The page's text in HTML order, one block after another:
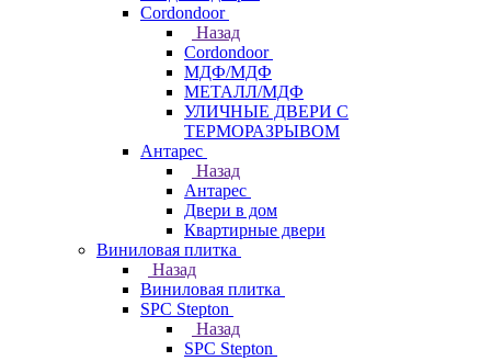
Cordondoor
Назад
Cordondoor
МДФ/МДФ
МЕТАЛЛ/МДФ
УЛИЧНЫЕ ДВЕРИ С
ТЕРМОРАЗРЫВОМ
Антарес
Назад
Антарес
Двери в дом
Квартирные двери
Виниловая плитка
Назад
Виниловая плитка
SPC Stepton
Назад
SPC Stepton